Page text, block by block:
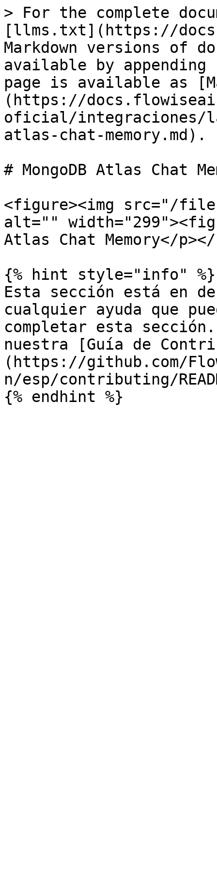
> For the complete
[llms.txt](https://
Markdown versions of
available by
page is available as
(https://
oficial/integraciones/
atlas-chat-memory.md).
# MongoDB Atlas Chat
<figure><img src="/files/
alt=""
Atlas Chat Memory</
{% hint style="info" %}
Esta sección está en
cualquier ayuda que
completar esta
nuestra [Guía de
(https://github.com/
n/esp/contributing/